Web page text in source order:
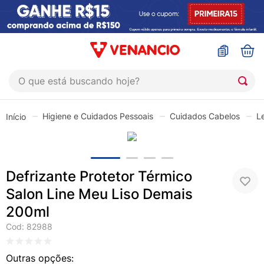
O que está buscando hoje?
Higiene e Cuidados Pessoais Cuidados Cabelos
Defrizante Protetor Térmico
Salon Line Meu Liso Demais
200ml
Cod: 82988
º
coristina
4º
admuc